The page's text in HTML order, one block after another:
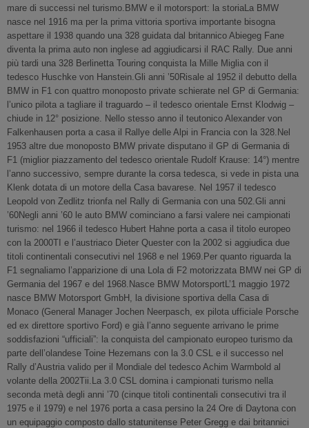
mare di successi nel turismo.BMW e il motorsport: la storiaLa BMW
nasce nel 1916 ma per la prima vittoria sportiva importante bisogna
aspettare il 1938 quando una 328 guidata dal britannico Abiegeg Fane
diventa la prima auto non inglese ad aggiudicarsi il RAC Rally. Due anni
più tardi una 328 Berlinetta Touring conquista la Mille Miglia con il
tedesco Huschke von Hanstein.Gli anni ’50Risale al 1952 il debutto della
BMW in F1 con quattro monoposto private schierate nel GP di Germania:
l’unico pilota a tagliare il traguardo – il tedesco orientale Ernst Klodwig –
chiude in 12° posizione. Nello stesso anno il teutonico Alexander von
Falkenhausen porta a casa il Rallye delle Alpi in Francia con la 328.Nel
1953 altre due monoposto BMW private disputano il GP di Germania di
F1 (miglior piazzamento del tedesco orientale Rudolf Krause: 14°) mentre
l’anno successivo, sempre durante la corsa tedesca, si vede in pista una
Klenk dotata di un motore della Casa bavarese. Nel 1957 il tedesco
Leopold von Zedlitz trionfa nel Rally di Germania con una 502.Gli anni
’60Negli anni ’60 le auto BMW cominciano a farsi valere nei campionati
turismo: nel 1966 il tedesco Hubert Hahne porta a casa il titolo europeo
con la 2000TI e l’austriaco Dieter Quester con la 2002 si aggiudica due
titoli continentali consecutivi nel 1968 e nel 1969.Per quanto riguarda la
F1 segnaliamo l’apparizione di una Lola di F2 motorizzata BMW nei GP di
Germania del 1967 e del 1968.Nasce BMW MotorsportL’1 maggio 1972
nasce BMW Motorsport GmbH, la divisione sportiva della Casa di
Monaco (General Manager Jochen Neerpasch, ex pilota ufficiale Porsche
ed ex direttore sportivo Ford) e già l’anno seguente arrivano le prime
soddisfazioni “ufficiali”: la conquista del campionato europeo turismo da
parte dell’olandese Toine Hezemans con la 3.0 CSL e il successo nel
Rally d’Austria valido per il Mondiale del tedesco Achim Warmbold al
volante della 2002Tii.La 3.0 CSL domina i campionati turismo nella
seconda metà degli anni ’70 (cinque titoli continentali consecutivi tra il
1975 e il 1979) e nel 1976 porta a casa persino la 24 Ore di Daytona con
un equipaggio composto dallo statunitense Peter Gregg e dai britannici